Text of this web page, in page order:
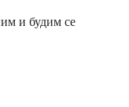
и будим се